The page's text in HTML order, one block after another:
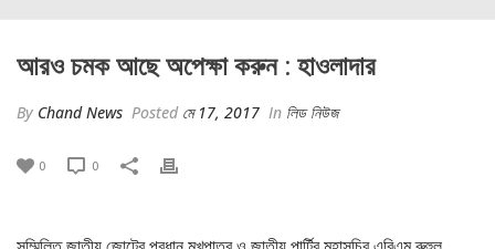
আরও চমক আছে অপেক্ষা করুন : হাওলাদার
By Chand News Posted মে 17, 2017 In লিড নিউজ
0 0